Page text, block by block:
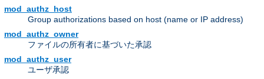
mod_authz_host
Group authorizations based on host (name or IP address)
mod_authz_owner
ファイルの所有者に基づいた承認
mod_authz_user
ユーザ承認